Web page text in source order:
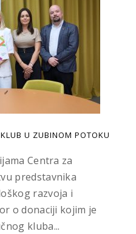
U ZUBINOM POTOKU
Centra za
predstavnika
razvoja i
o donaciji kojim je
kluba...